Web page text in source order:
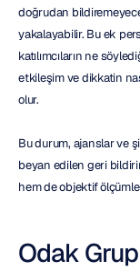
doğrudan
yakalayabilir. Bu ek
katılımcıların ne
etkileşim ve dikkatin
olur.
Bu durum, ajanslar ve
beyan edilen geri
hem de objektif
Odak